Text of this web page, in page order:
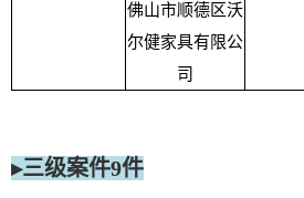
佛山市顺德区沃
尔健家具有限公
司
▸三级案件9件